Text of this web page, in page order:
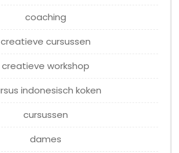
coaching
creatieve cursussen
creatieve workshop
indonesisch koken
cursussen
dames